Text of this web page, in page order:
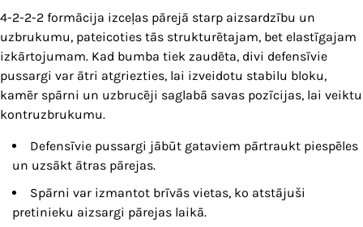
4-2-2-2 formācija izceļas pārejā starp aizsardzību un
uzbrukumu, pateicoties tās strukturētajam, bet elastīgajam
izkārtojumam. Kad bumba tiek zaudēta, divi defensīvie
pussargi var ātri atgriezties, lai izveidotu stabilu bloku,
kamēr spārni un uzbrucēji saglabā savas pozīcijas, lai veiktu
kontruzbrukumu.
Defensīvie pussargi jābūt gataviem pārtraukt piespēles
un uzsākt ātras pārejas.
Spārni var izmantot brīvās vietas, ko atstājuši
pretinieku aizsargi pārejas laikā.